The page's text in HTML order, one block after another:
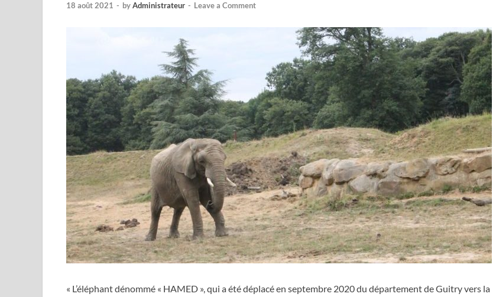
18 août 2021 - byAdministrateur - Leave a Comment
« L’éléphant dénommé « HAMED », qui a été déplacé en septembre 2020 du département de Guitry vers la